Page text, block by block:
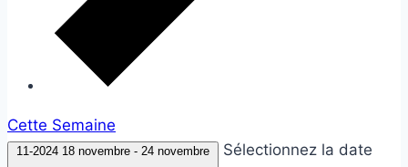
Cette Semaine
11-2024 18 novembre - 24 novembre Sélectionnez la date